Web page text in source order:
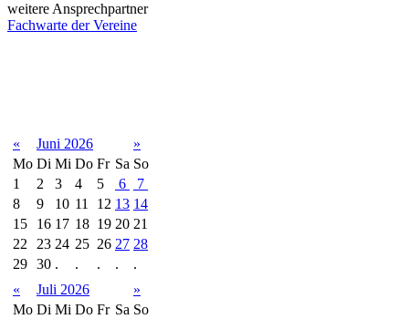
weitere Ansprechpartner
Fachwarte der Vereine
« Juni 2026
»
Mo Di Mi Do Fr Sa So
1
2 3 4 5 6
7
8
9 10 11 12 13 14
15
16 17 18 19 20 21
22
23 24 25 26 27 28
29 30 . . . .
.
«
Juli 2026
»
Mo Di Mi Do Fr Sa So